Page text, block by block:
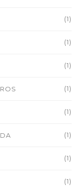
(1)
(1)
(1)
(1)
(1)
(1)
(1)
(1)